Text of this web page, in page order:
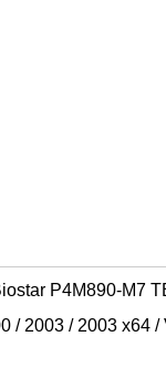
P4M890-M7
/ 2003 / 2003 x64